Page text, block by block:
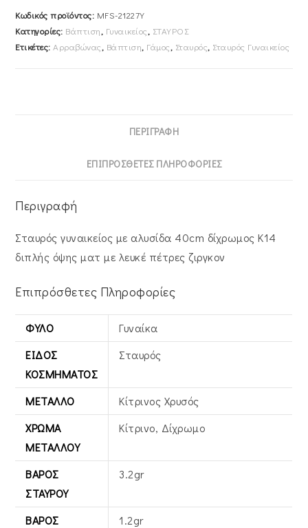
Ματ
Κωδικός προϊόντος: MFS-21227Y
Κατηγορίες: Βάπτιση, Γυναικείος, ΣΤΑΥΡΟΣ
Ετικέτες: Αρραβώνας, Βάπτιση, Γάμος, Σταυρός, Σταυρός Γυναικείος
ΠΕΡΙΓΡΑΦΉ
ΕΠΙΠΡΌΣΘΕΤΕΣ ΠΛΗΡΟΦΟΡΊΕΣ
Περιγραφή
Σταυρός γυναικείος με αλυσίδα 40cm δίχρωμος Κ14
διπλής όψης ματ με λευκέ πέτρες ζιργκον
Επιπρόσθετες Πληροφορίες
ΦΎΛΟ
Γυναίκα
ΕΊΔΟΣ
ΚΟΣΜΉΜΑΤΟΣ
Σταυρός
ΜΈΤΑΛΛΟ
Κίτρινος Xρυσός
ΧΡΏΜΑ
ΜΕΤΆΛΛΟΥ
Κίτρινο, Δίχρωμο
ΒΆΡΟΣ
ΣΤΑΥΡΟΎ
3.2gr
ΒΆΡΟΣ 1.2gr